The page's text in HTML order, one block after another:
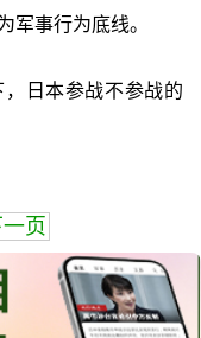
军事行为底线。
日本参战不参战的
页